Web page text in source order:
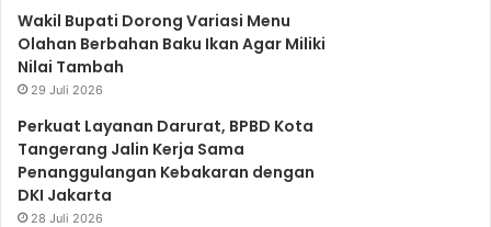
Wakil Bupati Dorong Variasi Menu
Olahan Berbahan Baku Ikan Agar Miliki
Nilai Tambah
29 Juli 2026
Perkuat Layanan Darurat, BPBD Kota
Tangerang Jalin Kerja Sama
Penanggulangan Kebakaran dengan
DKI Jakarta
28 Juli 2026